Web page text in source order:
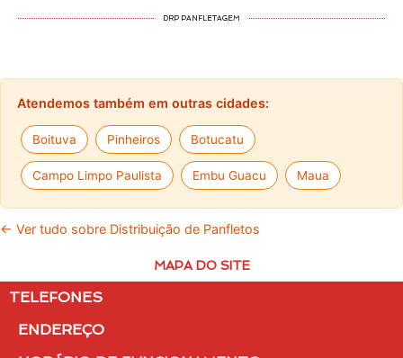
DRP PANFLETAGEM
Atendemos também em outras cidades:
Boituva Pinheiros Botucatu
Campo Limpo Paulista Embu Guacu Maua
← Ver tudo sobre Distribuição de Panfletos
MAPA DO SITE
TELEFONES
ENDEREÇO